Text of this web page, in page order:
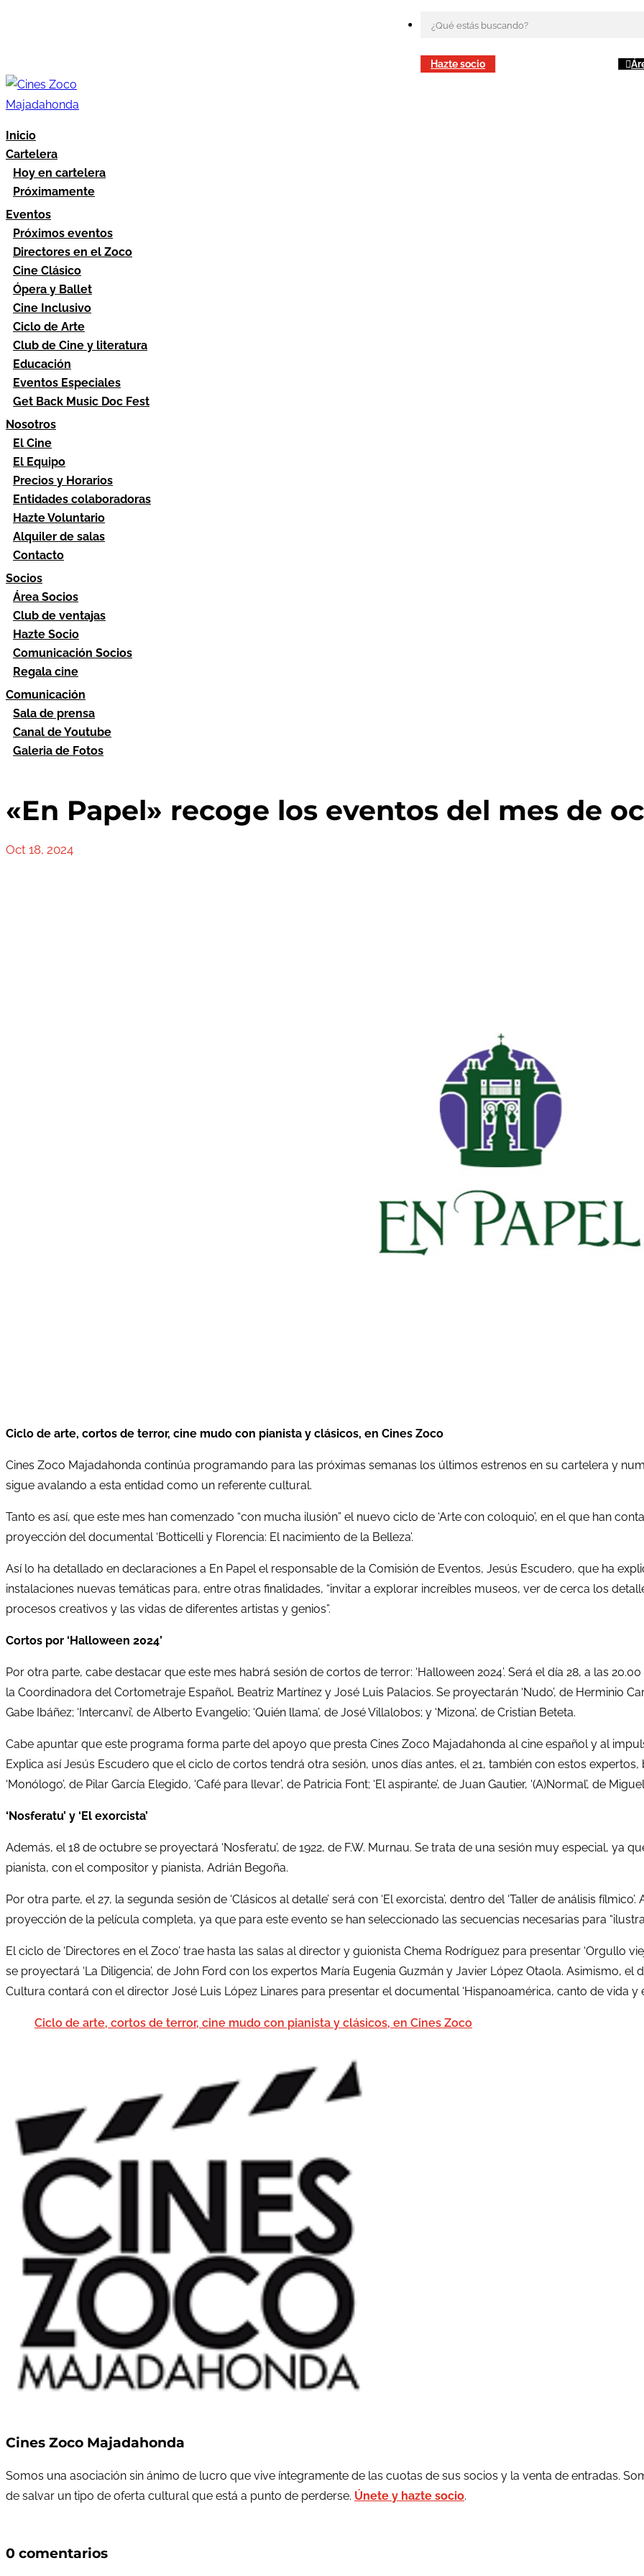
Hazte socio
Inicio
Cartelera
Hoy en cartelera
Próximamente
Eventos
Próximos eventos
Directores en el Zoco
Cine Clásico
Ópera y Ballet
Cine Inclusivo
Ciclo de Arte
Club de Cine y literatura
Educación
Eventos Especiales
Get Back Music Doc Fest
Nosotros
El Cine
El Equipo
Precios y Horarios
Entidades colaboradoras
Hazte Voluntario
Alquiler de salas
Contacto
Socios
Área Socios
Club de ventajas
Hazte Socio
Comunicación Socios
Regala cine
Comunicación
Sala de prensa
Canal de Youtube
Galeria de Fotos
«En Papel» recoge los eventos del mes de
Oct 18, 2024
Ciclo de arte, cortos de terror, cine mudo con pianista y clásicos, en Cines Zoco
Cines Zoco Majadahonda continúa programando para las próximas semanas los últimos estrenos en su cartelera y
sigue avalando a esta entidad como un referente cultural.
Tanto es así, que este mes han comenzado “con mucha ilusión” el nuevo ciclo de ‘Arte con coloquio’, en el que han
proyección del documental ‘Botticelli y Florencia: El nacimiento de la Belleza’.
Así lo ha detallado en declaraciones a En Papel el responsable de la Comisión de Eventos, Jesús Escudero, que ha
instalaciones nuevas temáticas para, entre otras finalidades, “invitar a explorar increíbles museos, ver de cerca los
procesos creativos y las vidas de diferentes artistas y genios”.
Cortos por ‘Halloween 2024’
Por otra parte, cabe destacar que este mes habrá sesión de cortos de terror: ‘Halloween 2024’. Será el día 28, a las
la Coordinadora del Cortometraje Español, Beatriz Martínez y José Luis Palacios. Se proyectarán ‘Nudo’, de Herminio
Gabe Ibáñez; ‘Intercanvi’, de Alberto Evangelio; ‘Quién llama’, de José Villalobos; y ‘Mizona’, de Cristian Beteta.
Cabe apuntar que este programa forma parte del apoyo que presta Cines Zoco Majadahonda al cine español y al
Explica así Jesús Escudero que el ciclo de cortos tendrá otra sesión, unos días antes, el 21, también con estos expertos,
‘Monólogo’, de Pilar García Elegido, ‘Café para llevar’, de Patricia Font; ‘El aspirante’, de Juan Gautier, ‘(A)Normal’, de
‘Nosferatu’ y ‘El exorcista’
Además, el 18 de octubre se proyectará ‘Nosferatu’, de 1922, de F.W. Murnau. Se trata de una sesión muy especial, ya
pianista, con el compositor y pianista, Adrián Begoña.
Por otra parte, el 27, la segunda sesión de ‘Clásicos al detalle’ será con ‘El exorcista’, dentro del ‘Taller de análisis
proyección de la película completa, ya que para este evento se han seleccionado las secuencias necesarias para
El ciclo de ‘Directores en el Zoco’ trae hasta las salas al director y guionista Chema Rodríguez para presentar ‘Orgullo
se proyectará ‘La Diligencia’, de John Ford con los expertos María Eugenia Guzmán y Javier López Otaola. Asimismo,
Cultura contará con el director José Luis López Linares para presentar el documental ‘Hispanoamérica, canto de vida y
Ciclo de arte, cortos de terror, cine mudo con pianista y clásicos, en Cines Zoco
Cines Zoco Majadahonda
Somos una asociación sin ánimo de lucro que vive íntegramente de las cuotas de sus socios y la venta de entradas.
de salvar un tipo de oferta cultural que está a punto de perderse. Únete y hazte socio.
0 comentarios